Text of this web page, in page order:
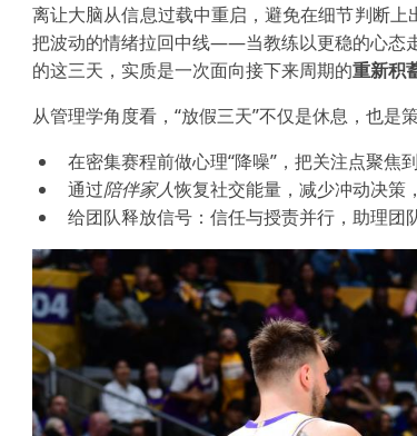
离让大脑从信息过载中重启，避免在细节判断
把波动的情绪拉回中线——当教练以更稳的心态
的这三天，实质是一次面向接下来周期的重新积
从管理学角度看，“放假三天”不仅是休息，也是
在密集赛程前做心理“降噪”，把关注点聚焦
通过陪伴家人恢复社交能量，减少冲动决策
给团队释放信号：信任与授责并行，助理团